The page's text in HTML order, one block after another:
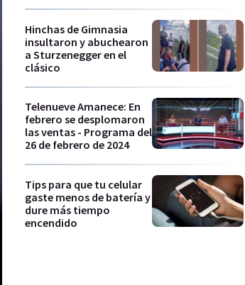
Hinchas de Gimnasia
insultaron y abuchearon
a Sturzenegger en el
clásico
Telenueve Amanece: En
febrero se desplomaron
las ventas - Programa del
26 de febrero de 2024
Tips para que tu celular
gaste menos de batería y
dure más tiempo
encendido